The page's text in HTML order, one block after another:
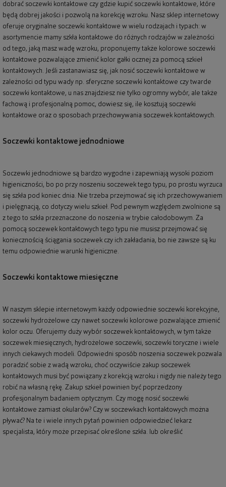
dobrać soczewki kontaktowe czy gdzie kupić soczewki kontaktowe, które
będą dobrej jakości i pozwolą na korekcję wzroku. Nasz sklep internetowy
oferuje oryginalne soczewki kontaktowe w wielu rodzajach i typach: w
asortymencie mamy szkła kontaktowe do różnych rodzajów w zależności
od tego, jaką masz wadę wzroku, proponujemy także kolorowe soczewki
kontaktowe pozwalające zmienić kolor gałki ocznej za pomocą szkieł
kontaktowych. Jeśli zastanawiasz się, jak nosić soczewki kontaktowe w
zależności od typu wady np. sferyczne soczewki kontaktowe czy twarde
soczewki kontaktowe, u nas znajdziesz nie tylko ogromny wybór, ale także
fachową i profesjonalną pomoc, dowiesz się, ile kosztują soczewki
kontaktowe oraz o sposobach przechowywania soczewek kontaktowych.
Soczewki kontaktowe jednodniowe
Soczewki jednodniowe są bardzo wygodne i zapewniają wysoki poziom
higieniczności, bo po przy noszeniu soczewek tego typu, po prostu wyrzuca
się szkła pod koniec dnia. Nie trzeba przejmować się ich przechowywaniem
i pielęgnacją, co dotyczy wielu szkieł. Pod pewnym względem zwolnione są
z tego to szkła przeznaczone do noszenia w trybie całodobowym. Za
pomocą soczewek kontaktowych tego typu nie musisz przejmować się
koniecznością ściągania soczewek czy ich zakładania, bo nie zawsze są ku
temu odpowiednie warunki higieniczne.
Soczewki kontaktowe miesięczne
W naszym sklepie internetowym każdy odpowiednie soczewki korekcyjne,
soczewki hydrożelowe czy nawet soczewki kolorowe pozwalające zmienić
kolor oczu. Oferujemy duży wybór soczewek kontaktowych, w tym także
soczewek miesięcznych, hydrożelowe soczewki, soczewki toryczne i wiele
innych ciekawych modeli. Odpowiedni sposób noszenia soczewek pozwala
poradzić sobie z wadą wzroku, choć oczywiście zakup soczewek
kontaktowych musi być powiązany z korekcją wzroku i nigdy nie należy tego
robić na własną rękę. Zakup szkieł powinien być poprzedzony
profesjonalnym badaniem optycznym. Czy mogę nosić soczewki
kontaktowe zamiast okularów? Czy w soczewkach kontaktowych można
pływać? Na te i wiele innych pytań powinien odpowiedzieć lekarz
specjalista, który może przepisać określone szkła. lub określić